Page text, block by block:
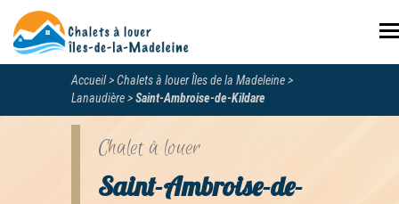
Accueil
Chalets à louer Îles de la Madeleine
Lanaudière
Saint-Ambroise-de-Kildare
Chalet à louer
Saint-Ambroise-de-